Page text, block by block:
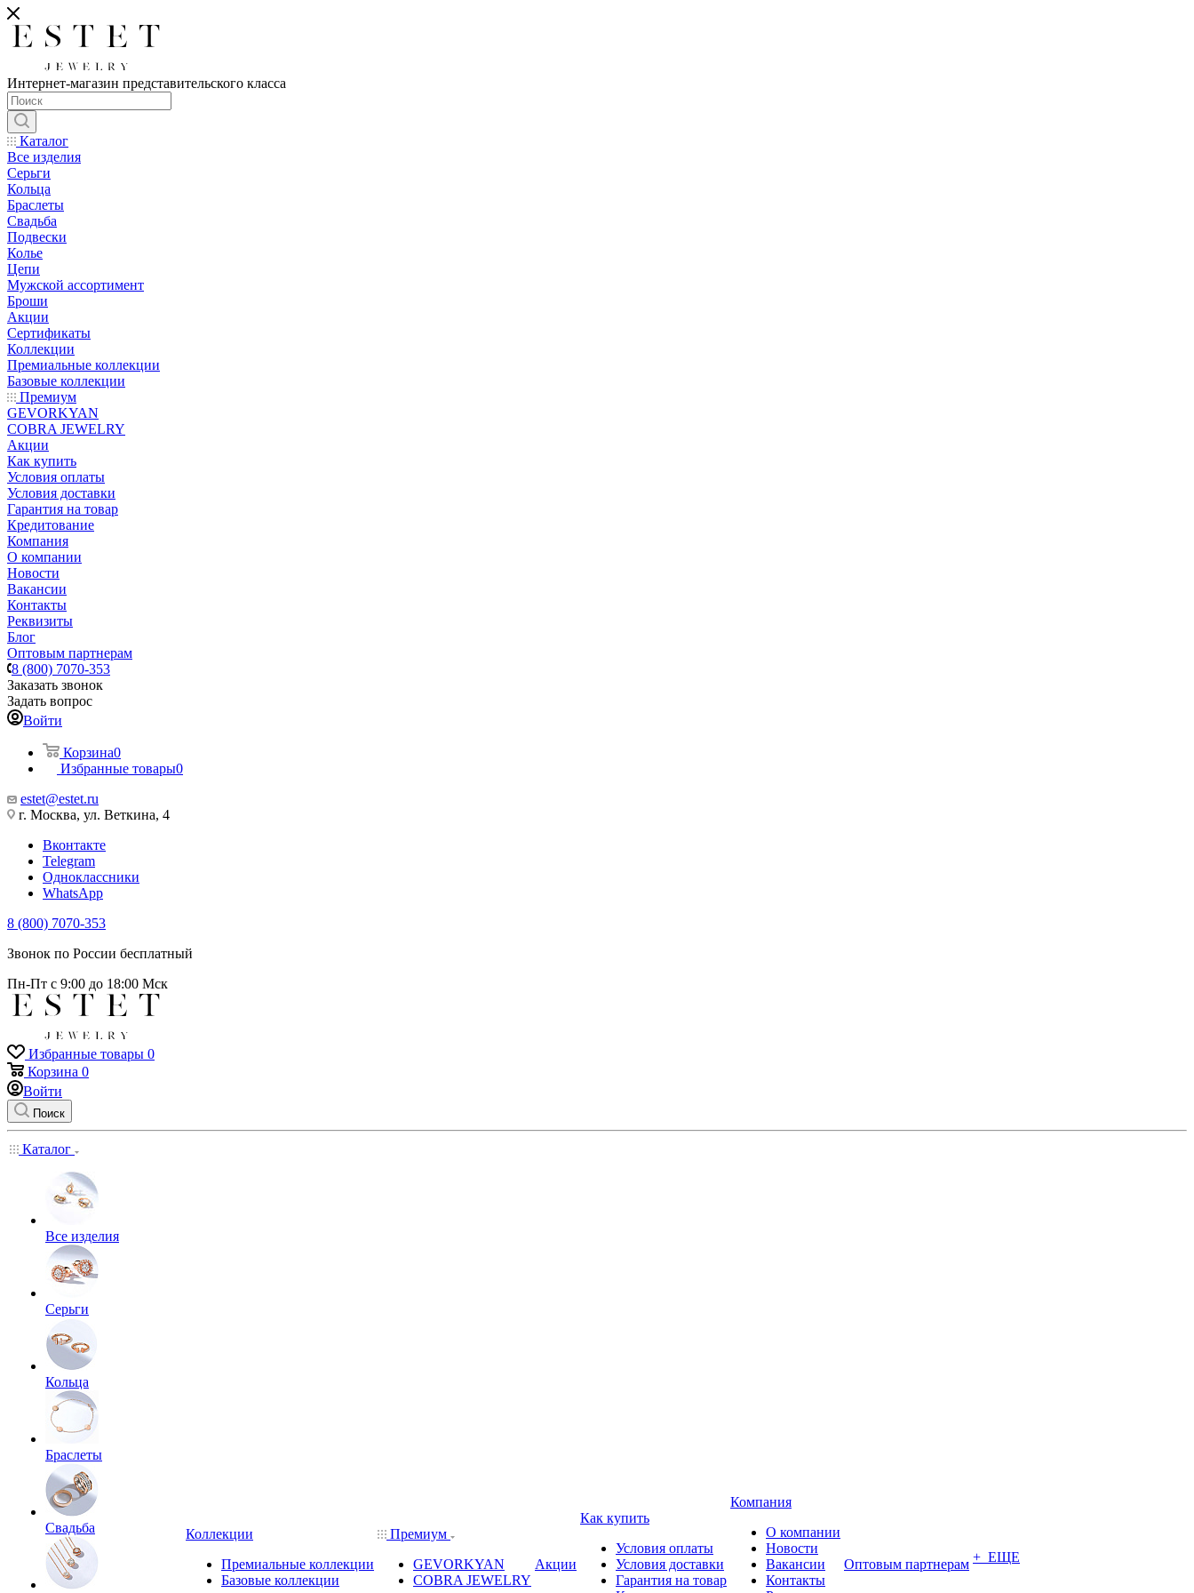
Интернет-магазин представительского класса
Каталог
Все изделия
Серьги
Кольца
Браслеты
Свадьба
Подвески
Колье
Цепи
Мужской ассортимент
Броши
Акции
Сертификаты
Коллекции
Премиальные коллекции
Базовые коллекции
Премиум
GEVORKYAN
COBRA JEWELRY
Акции
Как купить
Условия оплаты
Условия доставки
Гарантия на товар
Кредитование
Компания
О компании
Новости
Вакансии
Контакты
Реквизиты
Блог
Оптовым партнерам
8 (800) 7070-353
Заказать звонок
Задать вопрос
Войти
Корзина0
Избранные товары0
estet@estet.ru
г. Москва, ул. Веткина, 4
Вконтакте
Telegram
Одноклассники
WhatsApp
8 (800) 7070-353
Звонок по России бесплатный
Пн-Пт с 9:00 до 18:00 Мск
Избранные товары 0
Корзина 0
Войти
Поиск
Каталог
Все изделия
Серьги
Кольца
Браслеты
Свадьба
Коллекции
Премиальные коллекции
Базовые коллекции
Премиум
GEVORKYAN
COBRA JEWELRY
Акции
Как купить
Условия оплаты
Условия доставки
Гарантия на товар
Компания
О компании
Новости
Вакансии
Контакты
Оптовым партнерам + ЕЩЕ